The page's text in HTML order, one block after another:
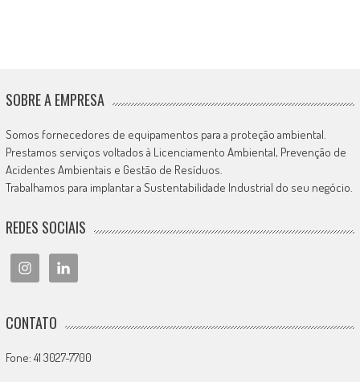
SOBRE A EMPRESA
Somos fornecedores de equipamentos para a proteção ambiental.
Prestamos serviços voltados à Licenciamento Ambiental, Prevenção de
Acidentes Ambientais e Gestão de Resíduos.
Trabalhamos para implantar a Sustentabilidade Industrial do seu negócio.
REDES SOCIAIS
CONTATO
Fone: 41 3027-7700